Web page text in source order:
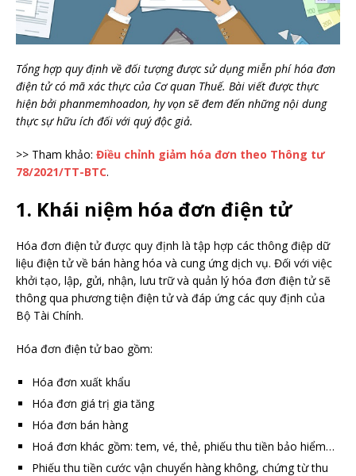
Tổng hợp quy định về đối tượng được sử dụng miễn phí hóa đơn
điện tử có mã xác thực của Cơ quan Thuế. Bài viết được thực
hiện bởi phanmemhoadon, hy vọn sẽ đem đến những nội dung
thực sự hữu ích đối với quý độc giả.
>> Tham khảo: Điều chỉnh giảm hóa đơn theo Thông tư
78/2021/TT-BTC.
1. Khái niệm hóa đơn điện tử
Hóa đơn điện tử được quy định là tập hợp các thông điệp dữ
liệu điện tử về bán hàng hóa và cung ứng dịch vụ. Đối với việc
khởi tạo, lập, gửi, nhận, lưu trữ và quản lý hóa đơn điện tử sẽ
thông qua phương tiện điện tử và đáp ứng các quy định của
Bộ Tài Chính.
Hóa đơn điện tử bao gồm:
Hóa đơn xuất khẩu
Hóa đơn giá trị gia tăng
Hóa đơn bán hàng
Hoá đơn khác gồm: tem, vé, thẻ, phiếu thu tiền bảo hiểm…
Phiếu thu tiền cước vận chuyển hàng không, chứng từ thu